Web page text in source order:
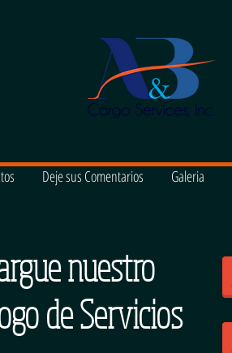
nuestro
de Servicios
Deje sus Comentarios Galeria